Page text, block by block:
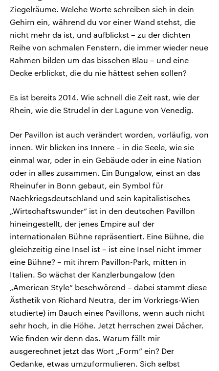
Ziegelräume. Welche Worte schreiben sich in dein
Gehirn ein, während du vor einer Wand stehst, die
nicht mehr da ist, und aufblickst – zu der dichten
Reihe von schmalen Fenstern, die immer wieder neue
Rahmen bilden um das bisschen Blau – und eine
Decke erblickst, die du nie hättest sehen sollen?
Es ist bereits 2014. Wie schnell die Zeit rast, wie der
Rhein, wie die Strudel in der Lagune von Venedig.
Der Pavillon ist auch verändert worden, vorläufig, von
innen. Wir blicken ins Innere – in die Seele, wie sie
einmal war, oder in ein Gebäude oder in eine Nation
oder in alles zusammen. Ein Bungalow, einst an das
Rheinufer in Bonn gebaut, ein Symbol für
Nachkriegsdeutschland und sein kapitalistisches
„Wirtschaftswunder“ ist in den deutschen Pavillon
hineingestellt, der jenes Empire auf der
internationalen Bühne repräsentiert. Eine Bühne, die
gleichzeitig eine Insel ist – ist eine Insel nicht immer
eine Bühne? – mit ihrem Pavillon-Park, mitten in
Italien. So wächst der Kanzlerbungalow (den
„American Style“ beschwörend – dabei stammt diese
Ästhetik von Richard Neutra, der im Vorkriegs-Wien
studierte) im Bauch eines Pavillons, wenn auch nicht
sehr hoch, in die Höhe. Jetzt herrschen zwei Dächer.
Wie finden wir denn das. Warum fällt mir
ausgerechnet jetzt das Wort „Form“ ein? Der
Gedanke, etwas umzuformulieren. Sich selbst